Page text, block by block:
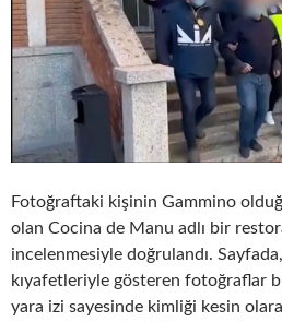
Fotoğraftaki kişinin Gammino
olan Cocina de Manu adlı bir
incelenmesiyle doğrulandı.
kıyafetleriyle gösteren fotoğraflar
yara izi sayesinde kimliği kesin